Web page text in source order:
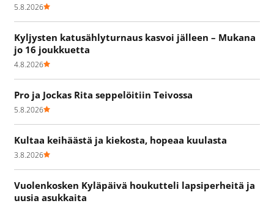
5.8.2026
Kyljysten katusählyturnaus kasvoi jälleen – Mukana
jo 16 joukkuetta
4.8.2026
Pro ja Jockas Rita seppelöitiin Teivossa
5.8.2026
Kultaa keihäästä ja kiekosta, hopeaa kuulasta
3.8.2026
Vuolenkosken Kyläpäivä houkutteli lapsiperheitä ja
uusia asukkaita